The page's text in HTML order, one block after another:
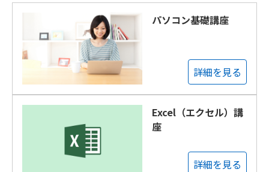
パソコン基礎講座
詳細を見る
Excel（エクセル）講
座
詳細を見る